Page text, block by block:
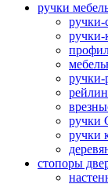
ручки
ручки-
ручки-
ручки
ручки
стопоры